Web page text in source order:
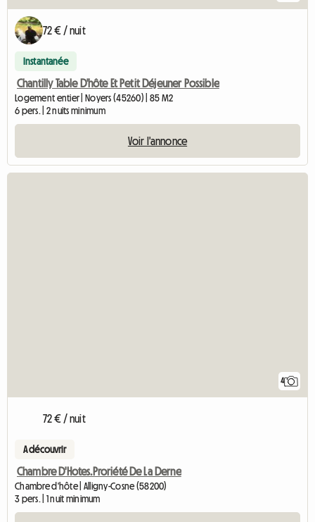
72 € / nuit
Instantanée
Chantilly Table D'hôte Et Petit Déjeuner Possible
Logement entier | Noyers (45260) | 85 M2
6 pers. | 2 nuits minimum
Voir l'annonce
4
72 € / nuit
A découvrir
Chambre D'Hotes.Proriété De La Derne
Chambre d'hôte | Alligny-Cosne (58200)
3 pers. | 1 nuit minimum